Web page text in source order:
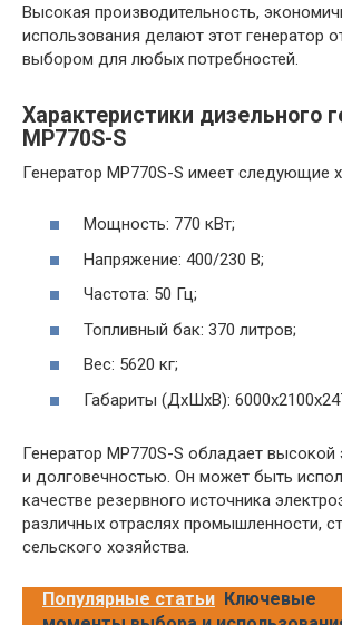
Высокая производительность,
использования делают этот генератор
выбором для любых потребностей.
Характеристики дизельного
MP770S-S
Генератор MP770S-S имеет следующие
Мощность: 770 кВт;
Напряжение: 400/230 В;
Частота: 50 Гц;
Топливный бак: 370 литров;
Вес: 5620 кг;
Габариты (ДxШxВ):
Генератор MP770S-S обладает
и долговечностью. Он может быть
качестве резервного источника
различных отраслях промышленности,
сельского хозяйства.
Популярные статьи Ключевые